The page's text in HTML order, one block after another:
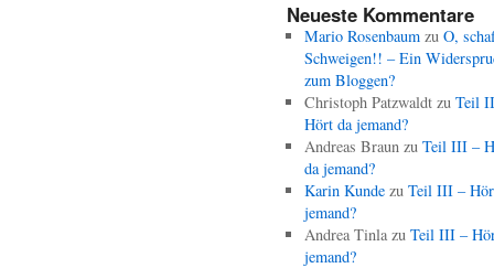
Neueste Kommentare
Mario Rosenbaumzu O,
Schweigen!! – Ein
zum Bloggen?
Christoph Patzwaldtzu Teil
Hört da jemand?
Andreas Braunzu Teil III –
da jemand?
Karin Kundezu Teil III –
jemand?
Andrea Tinlazu Teil III –
jemand?